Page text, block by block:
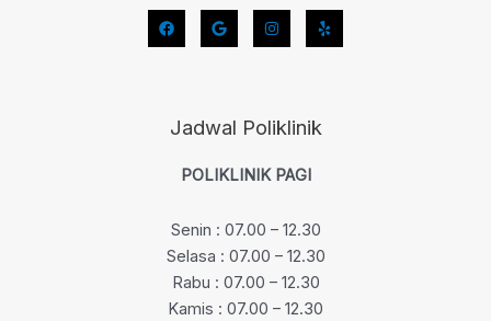
Jadwal Poliklinik
POLIKLINIK PAGI
Senin : 07.00 – 12.30
Selasa : 07.00 – 12.30
Rabu : 07.00 – 12.30
Kamis : 07.00 – 12.30